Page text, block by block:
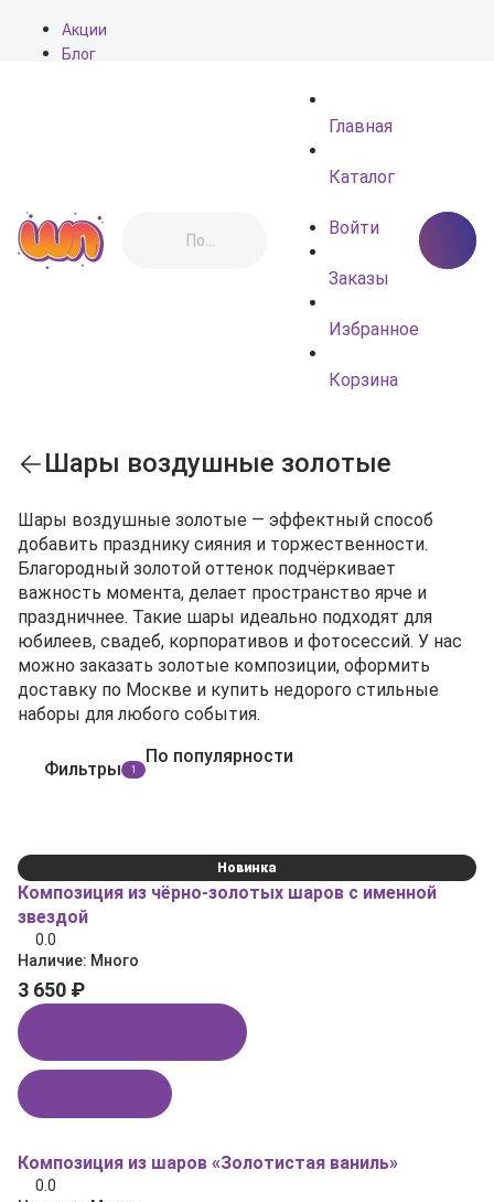
Акции
Блог
Главная
Каталог
Войти
Заказы
Избранное
Корзина
Шары воздушные золотые
Шары воздушные золотые — эффектный способ
добавить празднику сияния и торжественности.
Благородный золотой оттенок подчёркивает
важность момента, делает пространство ярче и
праздничнее. Такие шары идеально подходят для
юбилеев, свадеб, корпоративов и фотосессий. У нас
можно заказать золотые композиции, оформить
доставку по Москве и купить недорого стильные
наборы для любого события.
Фильтры 1
По популярности
Новинка
Композиция из чёрно‑золотых шаров с именной
звездой
0.0
Наличие: Много
3 650 ₽
Композиция из шаров «Золотистая ваниль»
0.0